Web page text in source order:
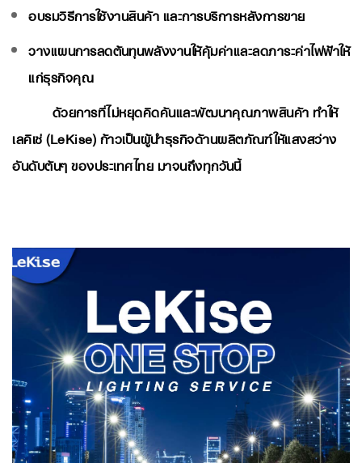
อบรมวิธีการใช้งานสินค้า และการบริการหลังการขาย
วางแผนการลดต้นทุนพลังงานให้คุ้มค่าและลดภาระค่าไฟฟ้าให้
แก่ธุรกิจคุณ
ด้วยการที่ไม่หยุดคิดค้นและพัฒนาคุณภาพสินค้า ทำให้
เลคิเซ่ (LeKise) ก้าวเป็นผู้นำธุรกิจด้านผลิตภัณฑ์ให้แสงสว่าง
อันดับต้นๆ ของประเทศไทย มาจนถึงทุกวันนี้